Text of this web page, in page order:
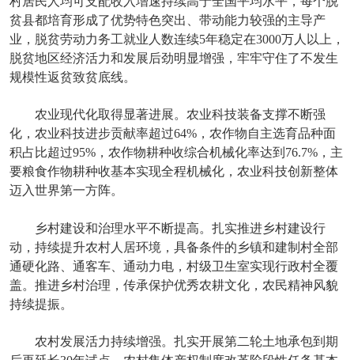
贫县都培育形成了优势特色突出、带动能力较强的主导产
业，脱贫劳动力务工就业人数连续5年稳定在3000万人以上，
脱贫地区经济活力和发展后劲明显增强，牢牢守住了不发生
规模性返贫致贫底线。
农业现代化取得显著进展。农业科技装备支撑不断强
化，农业科技进步贡献率超过64%，农作物自主选育品种面
积占比超过95%，农作物耕种收综合机械化率达到76.7%，主
要粮食作物耕种收基本实现全程机械化，农业科技创新整体
迈入世界第一方阵。
乡村建设和治理水平不断提高。扎实推进乡村建设行
动，持续提升农村人居环境，具备条件的乡镇和建制村全部
通硬化路、通客车、通动力电，村级卫生室实现行政村全覆
盖。推进乡村治理，传承保护优秀农耕文化，农民精神风貌
持续提振。
农村发展活力持续增强。扎实开展第二轮土地承包到期